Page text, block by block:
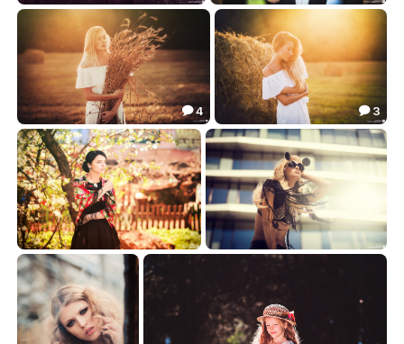
***
***
 5.27
***
17.78
 4
***
21.27
 3
***
5.85
***